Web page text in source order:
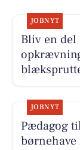
JOBNYT
Bliv en del
JOBNYT
Pædagog